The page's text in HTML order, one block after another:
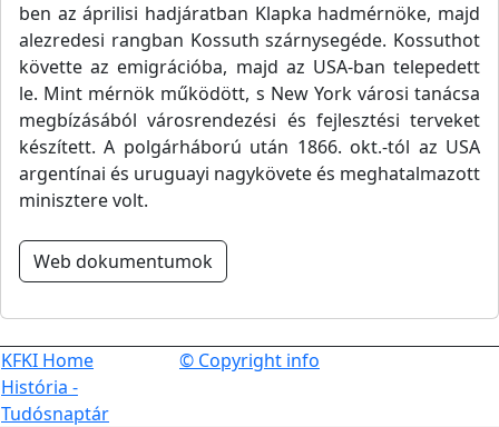
ben az áprilisi hadjáratban Klapka hadmérnöke, majd
alezredesi rangban Kossuth szárnysegéde. Kossuthot
követte az emigrációba, majd az USA-ban telepedett
le. Mint mérnök működött, s New York városi tanácsa
megbízásából városrendezési és fejlesztési terveket
készített. A polgárháború után 1866. okt.-tól az USA
argentínai és uruguayi nagykövete és meghatalmazott
minisztere volt.
Web dokumentumok
KFKI Home
História -
Tudósnaptár
© Copyright info